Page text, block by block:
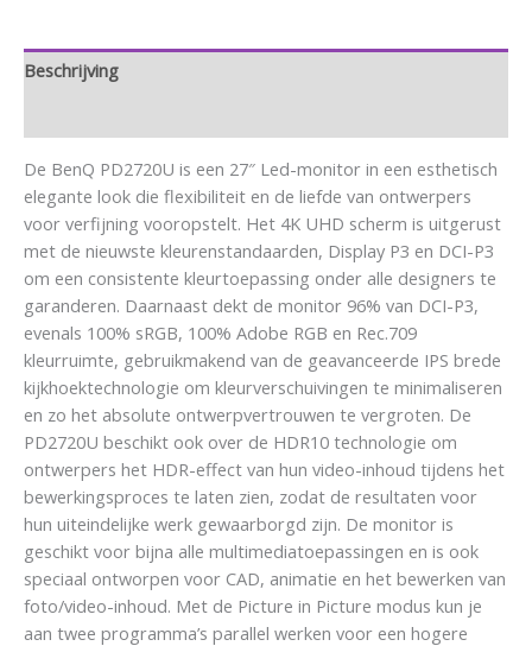
Beschrijving
De BenQ PD2720U is een 27″ Led-monitor in een esthetisch
elegante look die flexibiliteit en de liefde van ontwerpers
voor verfijning vooropstelt. Het 4K UHD scherm is uitgerust
met de nieuwste kleurenstandaarden, Display P3 en DCI-P3
om een consistente kleurtoepassing onder alle designers te
garanderen. Daarnaast dekt de monitor 96% van DCI-P3,
evenals 100% sRGB, 100% Adobe RGB en Rec.709
kleurruimte, gebruikmakend van de geavanceerde IPS brede
kijkhoektechnologie om kleurverschuivingen te minimaliseren
en zo het absolute ontwerpvertrouwen te vergroten. De
PD2720U beschikt ook over de HDR10 technologie om
ontwerpers het HDR-effect van hun video-inhoud tijdens het
bewerkingsproces te laten zien, zodat de resultaten voor
hun uiteindelijke werk gewaarborgd zijn. De monitor is
geschikt voor bijna alle multimediatoepassingen en is ook
speciaal ontworpen voor CAD, animatie en het bewerken van
foto/video-inhoud. Met de Picture in Picture modus kun je
aan twee programma’s parallel werken voor een hogere